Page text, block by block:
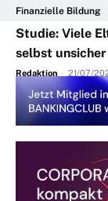
Finanzielle Bildung
Studie: Viele
selbst unsicher
Redaktion - 21/07/